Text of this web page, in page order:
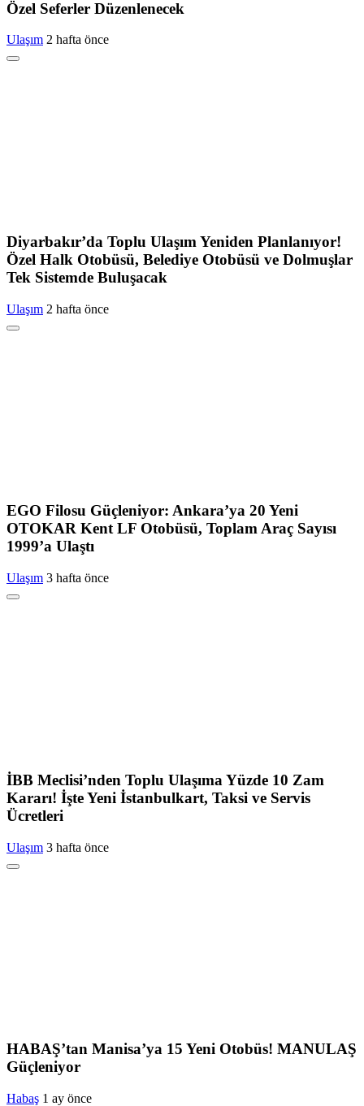
Özel Seferler Düzenlenecek
Ulaşım 2 hafta önce
Diyarbakır’da Toplu Ulaşım Yeniden Planlanıyor!
Özel Halk Otobüsü, Belediye Otobüsü ve Dolmuşlar
Tek Sistemde Buluşacak
Ulaşım 2 hafta önce
EGO Filosu Güçleniyor: Ankara’ya 20 Yeni
OTOKAR Kent LF Otobüsü, Toplam Araç Sayısı
1999’a Ulaştı
Ulaşım 3 hafta önce
İBB Meclisi’nden Toplu Ulaşıma Yüzde 10 Zam
Kararı! İşte Yeni İstanbulkart, Taksi ve Servis
Ücretleri
Ulaşım 3 hafta önce
HABAŞ’tan Manisa’ya 15 Yeni Otobüs! MANULAŞ
Güçleniyor
Habaş 1 ay önce